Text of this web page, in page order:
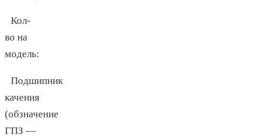
Кол-
во на
модель:
Подшипник
качения
(обзначение
ГПЗ —